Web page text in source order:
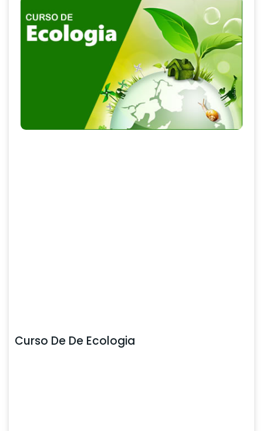
Curso De De Ecologia